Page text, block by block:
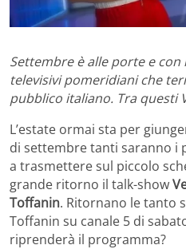
Settembre è alle porte e
televisivi pomeridiani che
pubblico italiano. Tra questi
L’estate ormai sta per
di settembre tanti saranno i
a trasmettere sul piccolo
grande ritorno il talk-show
Toffanin. Ritornano le tanto
Toffanin su canale 5 di
riprenderà il programma?